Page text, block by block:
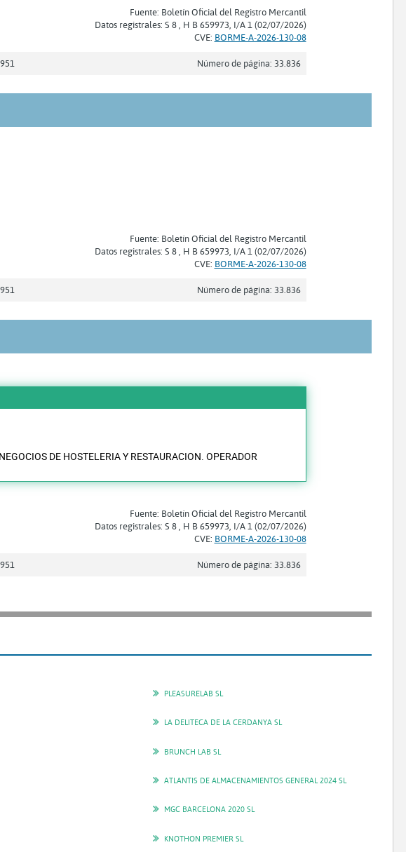
Fuente: Boletín Oficial del Registro Mercantil
Datos registrales: S 8 , H B 659973, I/A 1 (02/07/2026)
CVE: BORME-A-2026-130-08
Número de página: 33.836
Fuente: Boletín Oficial del Registro Mercantil
Datos registrales: S 8 , H B 659973, I/A 1 (02/07/2026)
CVE: BORME-A-2026-130-08
Número de página: 33.836
DE HOSTELERIA Y RESTAURACION. OPERADOR
Fuente: Boletín Oficial del Registro Mercantil
Datos registrales: S 8 , H B 659973, I/A 1 (02/07/2026)
CVE: BORME-A-2026-130-08
Número de página: 33.836
PLEASURELAB SL
LA DELITECA DE LA CERDANYA SL
BRUNCH LAB SL
ATLANTIS DE ALMACENAMIENTOS GENERAL 2024 SL
MGC BARCELONA 2020 SL
KNOTHON PREMIER SL